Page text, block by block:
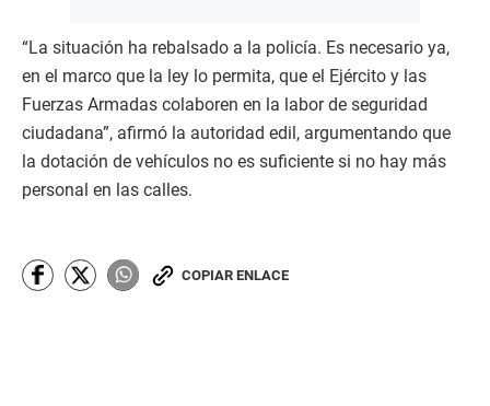
“La situación ha rebalsado a la policía. Es necesario ya,
en el marco que la ley lo permita, que el Ejército y las
Fuerzas Armadas colaboren en la labor de seguridad
ciudadana”, afirmó la autoridad edil, argumentando que
la dotación de vehículos no es suficiente si no hay más
personal en las calles.
COPIAR ENLACE